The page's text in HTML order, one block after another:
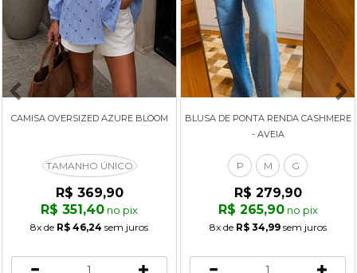
CAMISA OVERSIZED AZURE BLOOM
TAMANHO ÚNICO
R$ 369,90
R$ 351,40 no pix
8x de R$ 46,24 sem juros
BLUSA DE PONTA RENDA CASHMERE
- AVEIA
P M G
R$ 279,90
R$ 265,90 no pix
8xde R$ 34,99sem juros